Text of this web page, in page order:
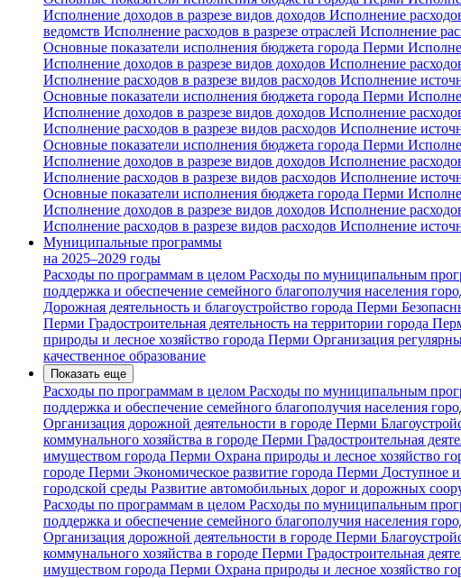
Исполнение доходов в разрезе видов доходов Исполнение
ведомств Исполнение расходов в разрезе отраслей Исполнение
Основные показатели исполнения бюджета города Перми
Исполнение доходов в разрезе видов доходов Исполнение
Исполнение расходов в разрезе видов расходов Исполнение
Основные показатели исполнения бюджета города Перми
Исполнение доходов в разрезе видов доходов Исполнение
Исполнение расходов в разрезе видов расходов Исполнение
Основные показатели исполнения бюджета города Перми
Исполнение доходов в разрезе видов доходов Исполнение
Исполнение расходов в разрезе видов расходов Исполнение
Основные показатели исполнения бюджета города Перми
Исполнение доходов в разрезе видов доходов Исполнение
Исполнение расходов в разрезе видов расходов Исполнение
Муниципальные программы
на 2025–2029 годы
Расходы по программам в целом Расходы по муниципальным
поддержка и обеспечение семейного благополучия населения
Дорожная деятельность и благоустройство города Перми
Перми Градостроительная деятельность на территории города
природы и лесное хозяйство города Перми Организация
качественное образование
Показать еще
Расходы по программам в целом Расходы по муниципальным
поддержка и обеспечение семейного благополучия населения
Организация дорожной деятельности в городе Перми
коммунального хозяйства в городе Перми Градостроительная
имуществом города Перми Охрана природы и лесное хозяйство
городе Перми Экономическое развитие города Перми Доступное и
городской среды Развитие автомобильных дорог и дорожных
Расходы по программам в целом Расходы по муниципальным
поддержка и обеспечение семейного благополучия населения
Организация дорожной деятельности в городе Перми
коммунального хозяйства в городе Перми Градостроительная
имуществом города Перми Охрана природы и лесное хозяйство